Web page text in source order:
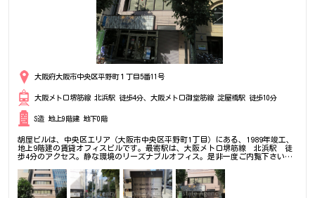
大阪府大阪市中央区平野町１丁目5番11号
大阪メトロ堺筋線 北浜駅 徒歩4分、大阪メトロ御堂筋線 淀屋橋駅 徒歩10分
S造 地上9階建 地下0階
胡屋ビルは、中央区エリア（大阪市中央区平野町1丁目）にある、1989年竣工、
地上9階建の賃貸オフィスビルです。最寄駅は、大阪メトロ堺筋線 北浜駅 徒
歩4分のアクセス。静な環境のリーズナブルオフィス。是非一度ご内覧下さいま